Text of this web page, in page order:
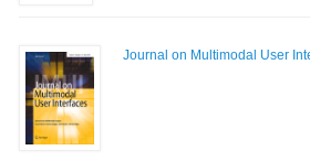
Journal on Multimodal User